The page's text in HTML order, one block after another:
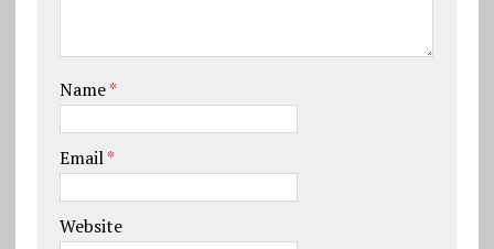
Name*
Email*
Website